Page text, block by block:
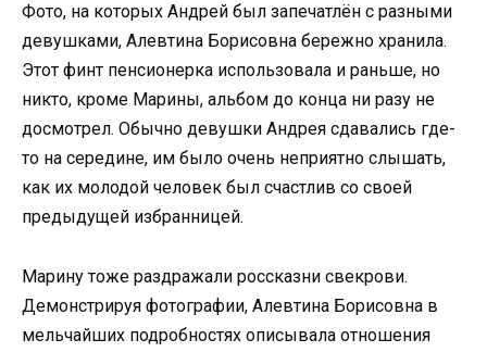
Фото, на которых Андрей был запечатлён с разными
девушками, Алевтина Борисовна бережно хранила.
Этот финт пенсионерка использовала и раньше, но
никто, кроме Марины, альбом до конца ни разу не
досмотрел. Обычно девушки Андрея сдавались где-
то на середине, им было очень неприятно слышать,
как их молодой человек был счастлив со своей
предыдущей избранницей.
Марину тоже раздражали россказни свекрови.
Демонстрируя фотографии, Алевтина Борисовна в
мельчайших подробностях описывала отношения